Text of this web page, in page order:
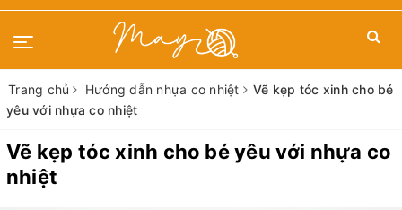
Trang chủ Hướng dẫn nhựa co nhiệt
Vẽ kẹp tóc xinh cho bé
yêu với nhựa co nhiệt
Vẽ kẹp tóc xinh cho bé yêu với nhựa co
nhiệt